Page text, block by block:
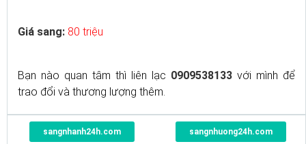
Giá sang: 80 triệu
Bạn nào quan tâm thì liên lạc 0909538133 với mình để
trao đổi và thương lượng thêm.
sangnhanh24h.com sangnhuong24h.com